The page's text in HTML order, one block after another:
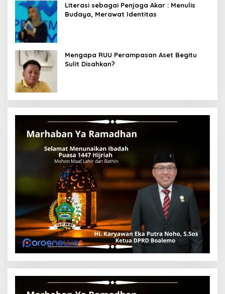
Literasi sebagai Penjaga Akar : Menulis
Budaya, Merawat Identitas
Mengapa RUU Perampasan Aset Begitu
Sulit Disahkan?